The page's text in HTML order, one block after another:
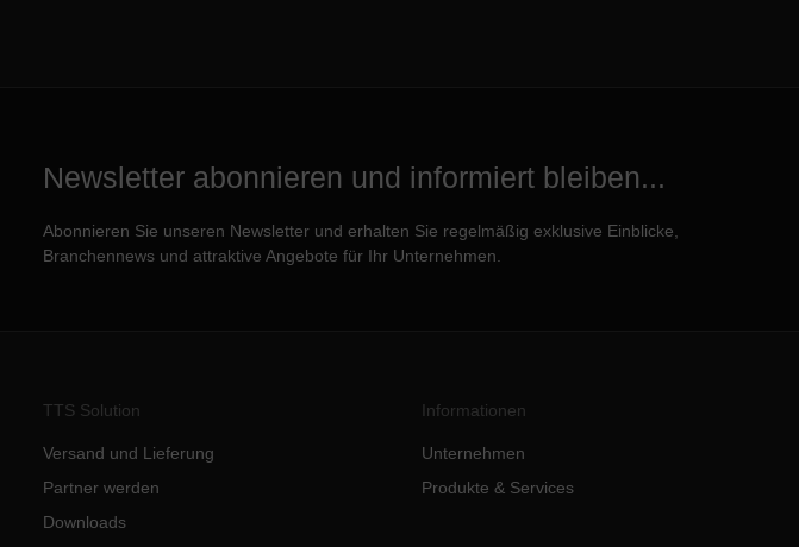
Newsletter abonnieren und informiert bleiben...
Abonnieren Sie unseren Newsletter und erhalten Sie regelmäßig exklusive Einblicke,
Branchennews und attraktive Angebote für Ihr Unternehmen.
TTS Solution
Versand und Lieferung
Partner werden
Downloads
Informationen
Unternehmen
Produkte & Services